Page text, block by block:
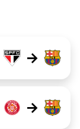
→
→